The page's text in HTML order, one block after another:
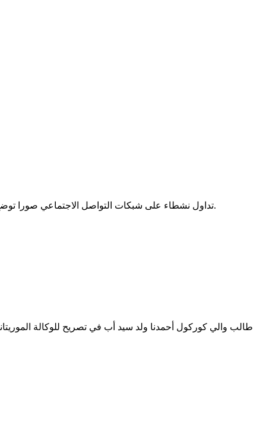
تداول نشطاء على شبكات التواصل الاجتماعي صورا توضح جانبا من المعاناة التي وجد سكان باسكنو أنفسهم أمامها جراء محاصرة المياه لبعض المنازل داخل المقاطعة الواقعة في أقصى شرق البلاد.
طالب والي كوركول أحمدنا ولد سيد أب في تصريح للوكالة